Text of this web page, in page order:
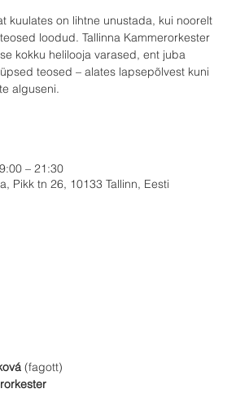
kuulates on lihtne unustada, kui noorelt
loodud. Tallinna Kammerorkester
kokku helilooja varased, ent juba
teosed – alates lapsepõlvest kuni
alguseni.
– 21:30
Pikk tn 26, 10133 Tallinn, Eesti
(fagott)